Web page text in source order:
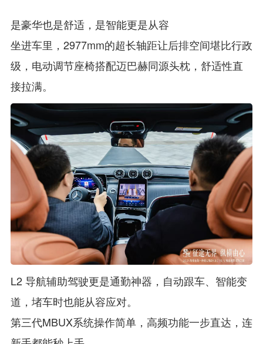
是豪华也是舒适，是智能更是从容
坐进车里，2977mm的超长轴距让后排空间堪比行政
级，电动调节座椅搭配迈巴赫同源头枕，舒适性直
接拉满。
L2 导航辅助驾驶更是通勤神器，自动跟车、智能变
道，堵车时也能从容应对。
第三代MBUX系统操作简单，高频功能一步直达，连